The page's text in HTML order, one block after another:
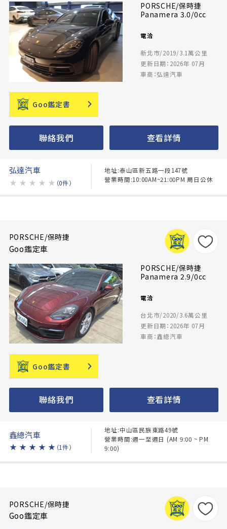
PORSCHE/保時捷
Panamera 3.0/0cc
電洽
新北市/2019/3.1萬公里
更新日期：2026年 07月
車商：弘達汽車
Goo鑑定書
聯絡我們 查看詳情
弘達汽車
★ ★ ★ ★ ★ （0件）
地址:泰山區新五路一段147號
營業時間:10:00AM~21:00PM 周日公休
PORSCHE/保時捷
Goo鑑定車
PORSCHE/保時捷
Panamera 2.9/0cc
電洽
台北市/2020/3.6萬公里
更新日期：2026年 07月
車商：鑫總汽車
Goo鑑定書
聯絡我們 查看詳情
鑫總汽車
★ ★ ★ ★ ★ （1件）
地址:中山區民族東路49號
營業時間:週一至週日 (AM 9:00 ~ PM
9:00)
PORSCHE/保時捷
Goo鑑定車